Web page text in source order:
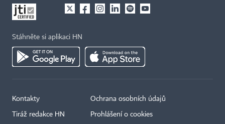
Stáhněte si aplikaci HN
Kontakty
Tiráž redakce HN
Ochrana osobních údajů
Prohlášení o cookies